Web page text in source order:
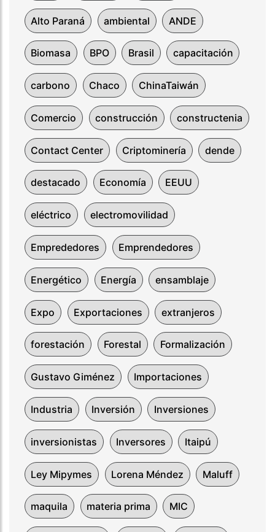
Alto Paraná ambiental ANDE
Biomasa BPO Brasil capacitación
carbono Chaco ChinaTaiwán
Comercio construcción constructenia
Contact Center Criptominería dende
destacado Economía EEUU
eléctrico electromovilidad
Emprededores Emprendedores
Energético Energía ensamblaje
Expo Exportaciones extranjeros
forestación Forestal Formalización
Gustavo Giménez Importaciones
Industria Inversión Inversiones
inversionistas Inversores Itaipú
Ley Mipymes Lorena Méndez Maluff
maquila materia prima MIC